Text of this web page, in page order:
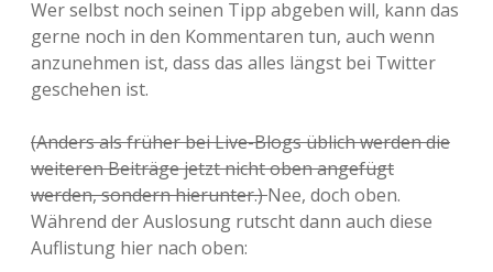
Wer selbst noch seinen Tipp abgeben will, kann das
gerne noch in den Kommentaren tun, auch wenn
anzunehmen ist, dass das alles längst bei Twitter
geschehen ist.
(Anders als früher bei Live-Blogs üblich werden die
weiteren Beiträge jetzt nicht oben angefügt
werden, sondern hierunter.)Nee, doch oben.
Während der Auslosung rutscht dann auch diese
Auflistung hier nach oben: